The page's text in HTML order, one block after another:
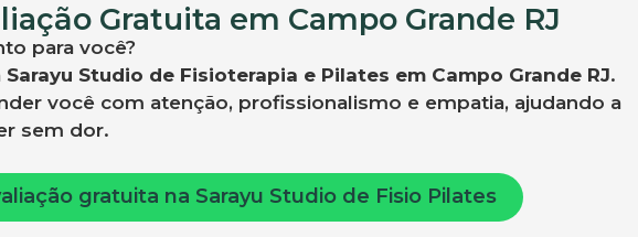
Gratuita em Campo Grande RJ
para você?
Sarayu Studio de Fisioterapia e Pilates em Campo Grande RJ.
você com atenção, profissionalismo e empatia, ajudando a
sem dor.
gratuita na Sarayu Studio de Fisio Pilates